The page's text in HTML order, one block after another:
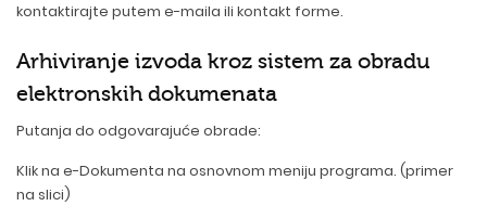
kontaktirajte putem e-maila ili kontakt forme.
Arhiviranje izvoda kroz sistem za obradu
elektronskih dokumenata
Putanja do odgovarajuće obrade:
Klik na e-Dokumenta na osnovnom meniju programa. (primer
na slici)